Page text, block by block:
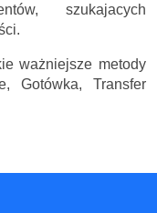
szukajacych
ważniejsze metody
Gotówka, Transfer